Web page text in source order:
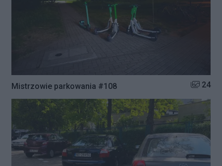
Mistrzowie parkowania #108 Liczba
24